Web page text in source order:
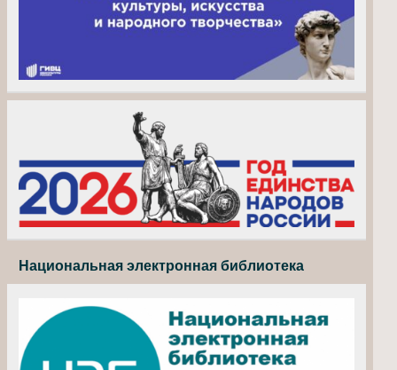
Национальная электронная библиотека